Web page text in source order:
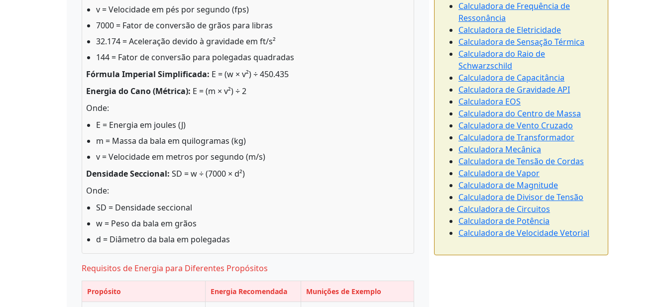
v = Velocidade em pés por segundo (fps)
7000 = Fator de conversão de grãos para libras
32.174 = Aceleração devido à gravidade em ft/s²
144 = Fator de conversão para polegadas quadradas
Fórmula Imperial Simplificada: E = (w × v²) ÷ 450.435
Energia do Cano (Métrica): E = (m × v²) ÷ 2
Onde:
E = Energia em joules (J)
m = Massa da bala em quilogramas (kg)
v = Velocidade em metros por segundo (m/s)
Densidade Seccional: SD = w ÷ (7000 × d²)
Onde:
SD = Densidade seccional
w = Peso da bala em grãos
d = Diâmetro da bala em polegadas
Requisitos de Energia para Diferentes Propósitos
Propósito Energia Recomendada Munições de Exemplo
Calculadora de Frequência de
Ressonância
Calculadora de Eletricidade
Calculadora de Sensação Térmica
Calculadora do Raio de
Schwarzschild
Calculadora de Capacitância
Calculadora de Gravidade API
Calculadora EOS
Calculadora do Centro de Massa
Calculadora de Vento Cruzado
Calculadora de Transformador
Calculadora Mecânica
Calculadora de Tensão de Cordas
Calculadora de Vapor
Calculadora de Magnitude
Calculadora de Divisor de Tensão
Calculadora de Circuitos
Calculadora de Potência
Calculadora de Velocidade Vetorial